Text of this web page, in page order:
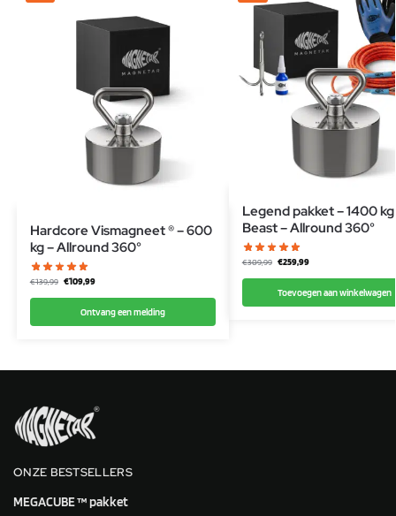
Hardcore Vismagneet ® – 600
kg – Allround 360°
€139,99 €109,99
Ontvang een melding
Legend pakket – 1400 kg
Beast – Allround 360°
€309,99 €259,99
Toevoegen aan winkelwagen
ONZE BESTSELLERS
MEGACUBE ™ pakket